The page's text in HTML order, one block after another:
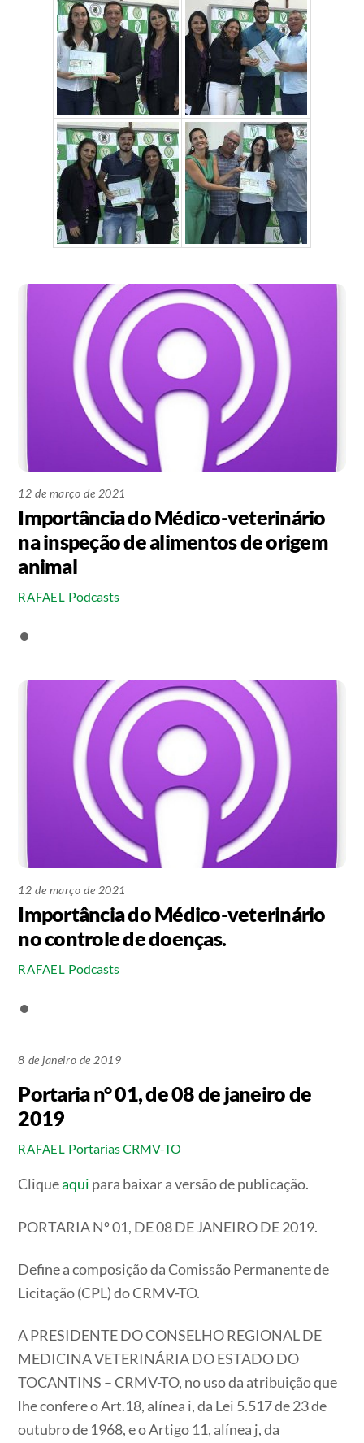
12 de março de 2021
Importância do Médico-veterinário
na inspeção de alimentos de origem
animal
RAFAEL Podcasts
12 de março de 2021
Importância do Médico-veterinário
no controle de doenças.
RAFAEL Podcasts
8 de janeiro de 2019
Portaria n° 01, de 08 de janeiro de
2019
RAFAEL Portarias CRMV-TO
Cliqueaqui para baixar a versão de publicação.
PORTARIA Nº 01, DE 08 DE JANEIRO DE 2019.
Define a composição da Comissão Permanente de
Licitação (CPL) do CRMV-TO.
A PRESIDENTE DO CONSELHO REGIONAL DE
MEDICINA VETERINÁRIA DO ESTADO DO
TOCANTINS – CRMV-TO, no uso da atribuição que
lhe confere o Art.18, alínea i, da Lei 5.517 de 23 de
outubro de 1968, e o Artigo 11, alínea j, da